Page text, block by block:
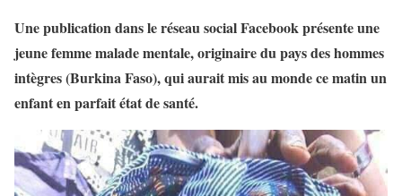
Une publication dans le réseau social Facebook présente une
jeune femme malade mentale, originaire du pays des hommes
intègres (Burkina Faso), qui aurait mis au monde ce matin un
enfant en parfait état de santé.